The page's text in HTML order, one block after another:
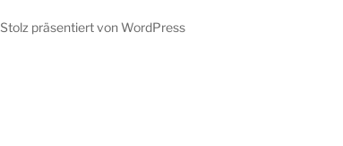
Stolz präsentiert von WordPress